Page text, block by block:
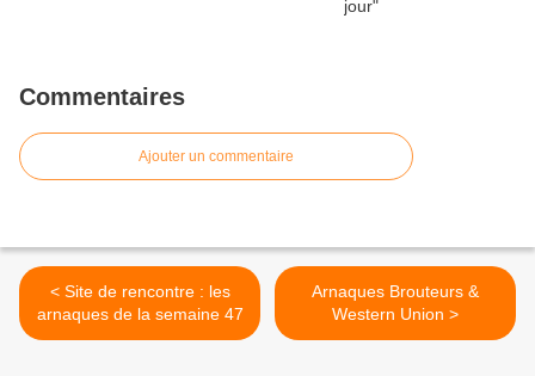
Commentaires
Ajouter un commentaire
< Site de rencontre : les
arnaques de la semaine 47
Arnaques Brouteurs &
Western Union >